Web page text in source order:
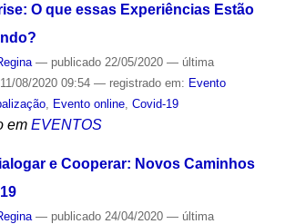
O que essas Experiências Estão
— publicado22/05/2020 — última
08/2020 09:54 — registrado em: Evento
, Evento online, Covid-19
em EVENTOS
e Cooperar: Novos Caminhos
— publicado24/04/2020 — última